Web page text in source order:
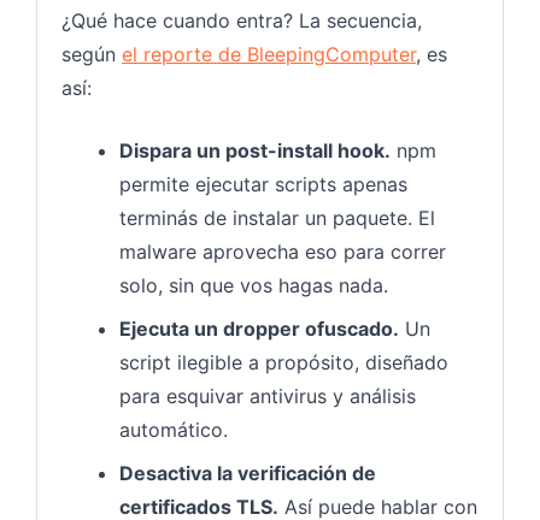
¿Qué hace cuando entra? La secuencia,
según el reporte de BleepingComputer, es
así:
Dispara un post-install hook. npm
permite ejecutar scripts apenas
terminás de instalar un paquete. El
malware aprovecha eso para correr
solo, sin que vos hagas nada.
Ejecuta un dropper ofuscado. Un
script ilegible a propósito, diseñado
para esquivar antivirus y análisis
automático.
Desactiva la verificación de
certificados TLS. Así puede hablar con